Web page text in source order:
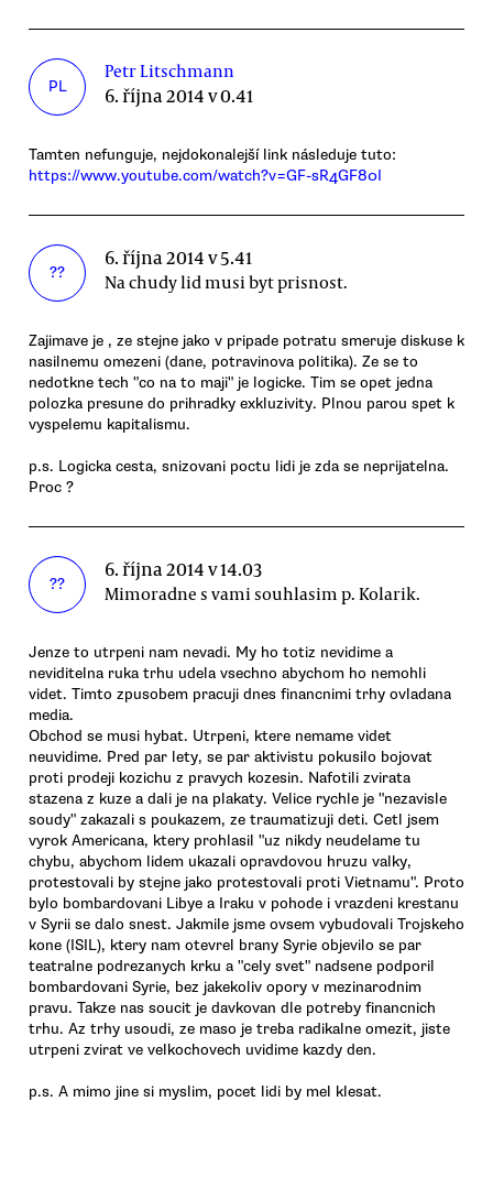
PL
Petr Litschmann
6. října 2014 v 0.41
Tamten nefunguje, nejdokonalejší link následuje tuto:
https://www.youtube.com/watch?v=GF-sR4GF80I
??
6. října 2014 v 5.41
Na chudy lid musi byt prisnost.
Zajimave je , ze stejne jako v pripade potratu smeruje diskuse k
nasilnemu omezeni (dane, potravinova politika). Ze se to
nedotkne tech "co na to maji" je logicke. Tim se opet jedna
polozka presune do prihradky exkluzivity. Plnou parou spet k
vyspelemu kapitalismu.
p.s. Logicka cesta, snizovani poctu lidi je zda se neprijatelna.
Proc ?
??
6. října 2014 v 14.03
Mimoradne s vami souhlasim p. Kolarik.
Jenze to utrpeni nam nevadi. My ho totiz nevidime a
neviditelna ruka trhu udela vsechno abychom ho nemohli
videt. Timto zpusobem pracuji dnes financnimi trhy ovladana
media.
Obchod se musi hybat. Utrpeni, ktere nemame videt
neuvidime. Pred par lety, se par aktivistu pokusilo bojovat
proti prodeji kozichu z pravych kozesin. Nafotili zvirata
stazena z kuze a dali je na plakaty. Velice rychle je "nezavisle
soudy" zakazali s poukazem, ze traumatizuji deti. Cetl jsem
vyrok Americana, ktery prohlasil "uz nikdy neudelame tu
chybu, abychom lidem ukazali opravdovou hruzu valky,
protestovali by stejne jako protestovali proti Vietnamu". Proto
bylo bombardovani Libye a Iraku v pohode i vrazdeni krestanu
v Syrii se dalo snest. Jakmile jsme ovsem vybudovali Trojskeho
kone (ISIL), ktery nam otevrel brany Syrie objevilo se par
teatralne podrezanych krku a "cely svet" nadsene podporil
bombardovani Syrie, bez jakekoliv opory v mezinarodnim
pravu. Takze nas soucit je davkovan dle potreby financnich
trhu. Az trhy usoudi, ze maso je treba radikalne omezit, jiste
utrpeni zvirat ve velkochovech uvidime kazdy den.
p.s. A mimo jine si myslim, pocet lidi by mel klesat.